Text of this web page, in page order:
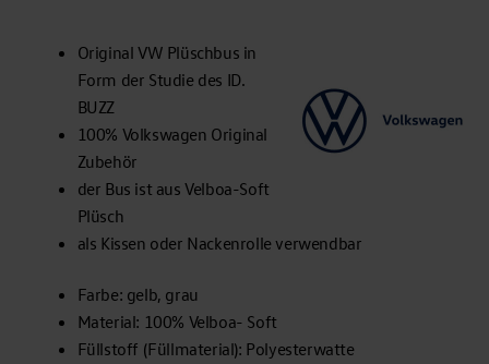
Original VW Plüschbus in
Form der Studie des ID.
BUZZ
100% Volkswagen Original
Zubehör
der Bus ist aus Velboa-Soft
Plüsch
als Kissen oder Nackenrolle verwendbar
Farbe: gelb, grau
Material: 100% Velboa- Soft
Füllstoff (Füllmaterial): Polyesterwatte